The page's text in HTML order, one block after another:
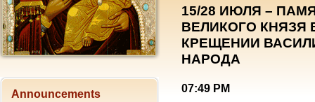
15/28 ИЮЛЯ –
ВЕЛИКОГО КНЯЗЯ
КРЕЩЕНИИ
НАРОДА
07:49 PM
Announcements